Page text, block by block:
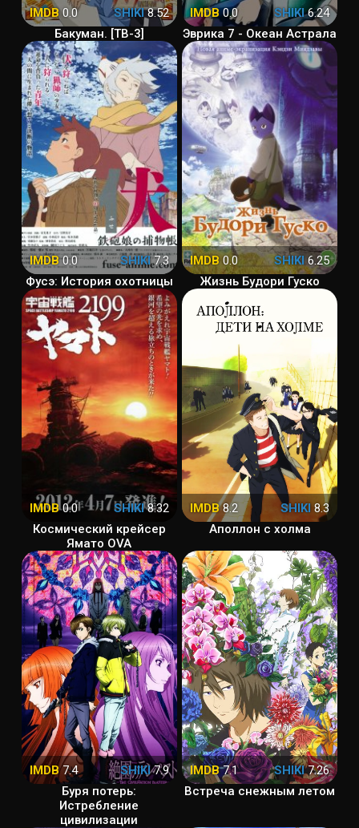
IMDB0.0 SHIKI8.52
Бакуман. [ТВ-3]
IMDB0.0 SHIKI6.24
Эврика 7 - Океан Астрала
IMDB0.0 SHIKI7.3
Фусэ: История охотницы
IMDB0.0 SHIKI 6.25
Жизнь Будори Гуско
IMDB0.0 SHIKI8.32
Космический крейсер
Ямато OVA
IMDB8.2 SHIKI 8.3
Аполлон с холма
IMDB7.4 SHIKI7.9
Буря потерь:
Истребление
цивилизации
IMDB7.1 SHIKI7.26
Встреча снежным летом